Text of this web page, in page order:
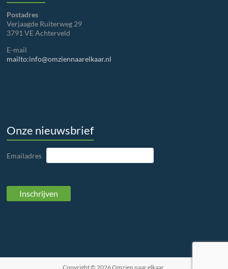
Postadres
Verjaagde Ruiterweg 29
3791 VE Achterveld
E-mail
mailto:info@omziennaarelkaar.nl
Onze nieuwsbrief
Emailadres
Copyright © 2026Omzien naar elkaar.